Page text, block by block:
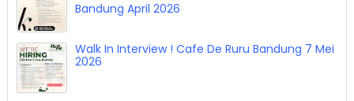
Bandung April 2026
Walk In Interview ! Cafe De Ruru Bandung 7 Mei
2026